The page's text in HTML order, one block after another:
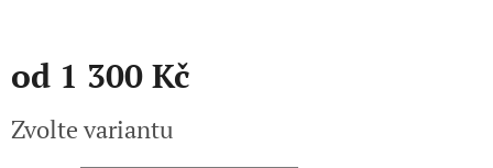
od 1 300 Kč
cena:
Zvolte variantu